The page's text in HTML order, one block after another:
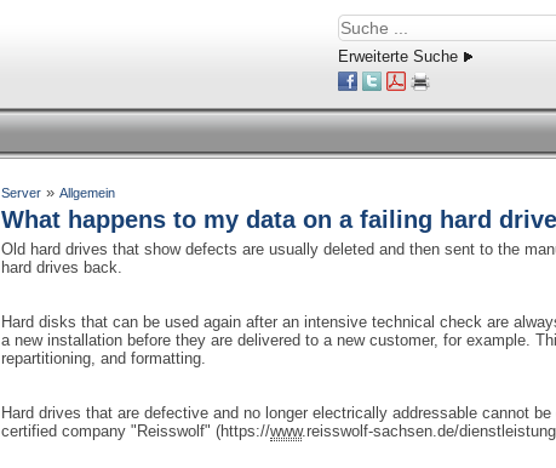
Erweiterte Suche
Server » Allgemein
What happens to my data on a failing hard
Old hard drives that show defects are usually deleted and then sent to the
hard drives back.
Hard disks that can be used again after an intensive technical check are
a new installation before they are delivered to a new customer, for example.
repartitioning, and formatting.
Hard drives that are defective and no longer electrically addressable cannot
certified company "Reisswolf" (https://www.reisswolf-sachsen.de/